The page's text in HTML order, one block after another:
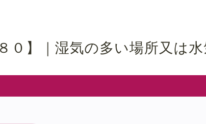
０】｜湿気の多い場所又は